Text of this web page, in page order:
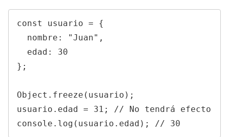
const usuario = {
};
Object.freeze(usuario);
usuario.edad = 31; // No tendrá efecto
console.log(usuario.edad); // 30